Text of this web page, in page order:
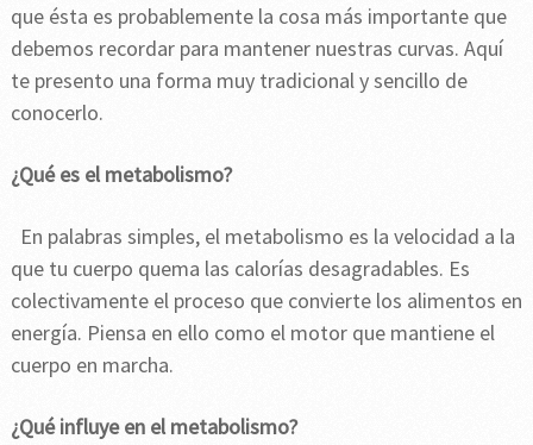
que ésta es probablemente la cosa más importante que
debemos recordar para mantener nuestras curvas. Aquí
te presento una forma muy tradicional y sencillo de
conocerlo.
¿Qué es el metabolismo?
En palabras simples, el metabolismo es la velocidad a la
que tu cuerpo quema las calorías desagradables. Es
colectivamente el proceso que convierte los alimentos en
energía. Piensa en ello como el motor que mantiene el
cuerpo en marcha.
¿Qué influye en el metabolismo?